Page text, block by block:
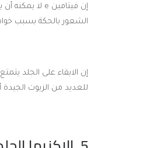
إن فيتامين e لا يمكنه أن يعالج الحساسية والأسباب الأخرى التي ينتج عنها
الشعور بالحكة بسبب
إن الابقاء على الجلد
للعديد من الزيوت